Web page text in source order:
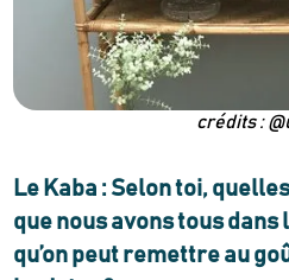
Des conseils et des
consommer
Nos dernières actus &
Recevez en cadeau
crédits :
Le Kaba : Selon toi,
que nous avons tous
qu’on peut remettre au